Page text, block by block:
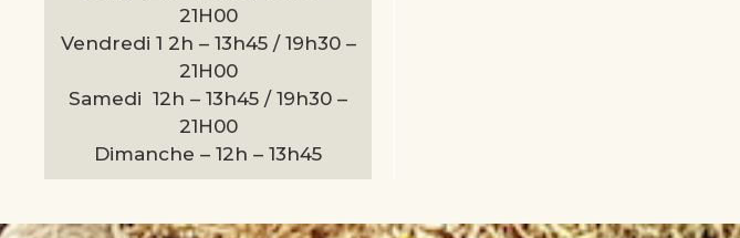
21H00
Vendredi 1 2h – 13h45 / 19h30 –
21H00
Samedi 12h – 13h45 / 19h30 –
21H00
Dimanche – 12h – 13h45